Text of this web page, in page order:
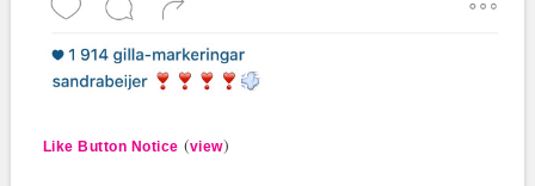
Like Button Notice (view)